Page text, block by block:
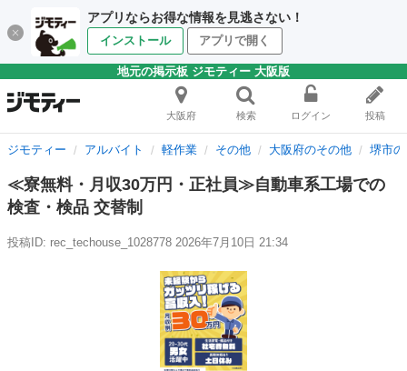
アプリならお得な情報を見逃さない！
インストール アプリで開く
地元の掲示板 ジモティー 大阪版
大阪府 検索 ログイン 投稿
ジモティー アルバイト 軽作業 その他 大阪府のその他 堺市
≪寮無料・月収30万円・正社員≫自動車系工場での
検査・検品 交替制
投稿ID: rec_techouse_1028778 2026年7月10日 21:34